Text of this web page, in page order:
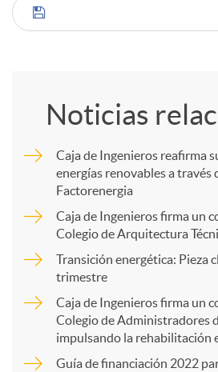
C
m
r
Noticias
Caja de Ingenieros reafirma
energías renovables a través
Factorenergia
Caja de Ingenieros firma un
Colegio de Arquitectura
Transición energética: Pieza
trimestre
Caja de Ingenieros firma un
Colegio de Administradores
impulsando la rehabilitación
Guía de financiación 2022